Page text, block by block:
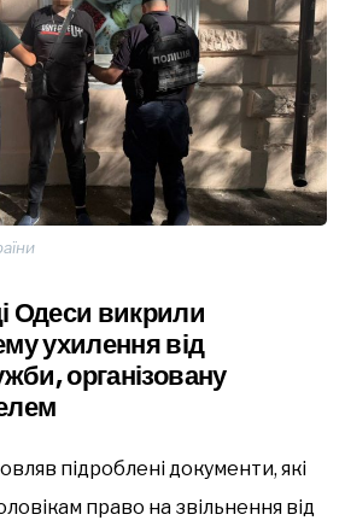
Одеси викрили
ухилення від
організовану
підроблені документи, які
право на звільнення від